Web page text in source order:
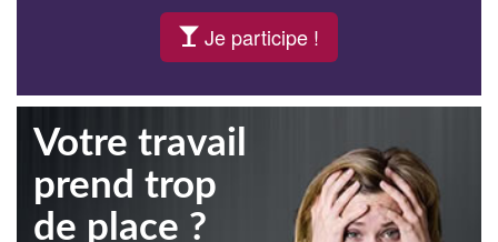
Je participe !
Votre travail
prend trop
de place ?